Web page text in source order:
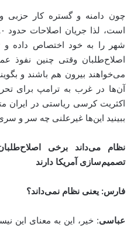
چون دامنه و گستره کار حزبی
اصلاح‌طلبان وقتی چنین نفوذ
می‌خواهند بیرون هم باشند و
آن‌ها در غرب به ترامپ برای
اکثریت کرسی ریاستی در ایران
ببینید این‌ها غیرعلنی چه سر و سری
نظام می‌داند برخی
تصمیم‌سازی آمریکا دارند
فارس: یعنی نظام نمی‌داند؟
عباسی: خیر، این به معنای این